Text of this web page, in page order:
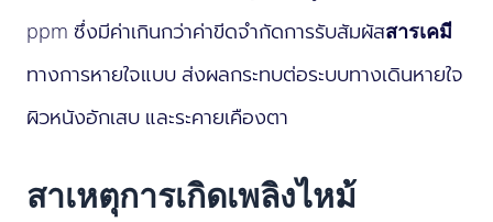
ppm ซึ่งมีค่าเกินกว่าค่าขีดจำกัดการรับสัมผัสสารเคมี
ทางการหายใจแบบ ส่งผลกระทบต่อระบบทางเดินหายใจ
ผิวหนังอักเสบ และระคายเคืองตา
สาเหตุการเกิดเพลิงไหม้